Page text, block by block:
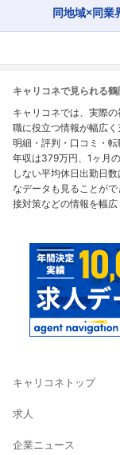
同地域×同業
キャリコネで見られる
キャリコネでは、実際
職に役立つ情報が幅広
明細・評判・口コミ・
年収は379万円、1ヶ月
しない平均休日出勤日
なデータも見ることが
接対策などの情報を幅広
キャリコネトップ
求人
企業ニュース